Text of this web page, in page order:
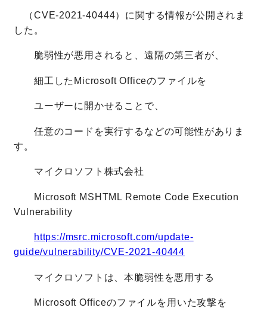
（CVE-2021-40444）に関する情報が公開されま
した。
脆弱性が悪用されると、遠隔の第三者が、
細工したMicrosoft Officeのファイルを
ユーザーに開かせることで、
任意のコードを実行するなどの可能性がありま
す。
マイクロソフト株式会社
Microsoft MSHTML Remote Code Execution
Vulnerability
https://msrc.microsoft.com/update-
guide/vulnerability/CVE-2021-40444
マイクロソフトは、本脆弱性を悪用する
Microsoft Officeのファイルを用いた攻撃を